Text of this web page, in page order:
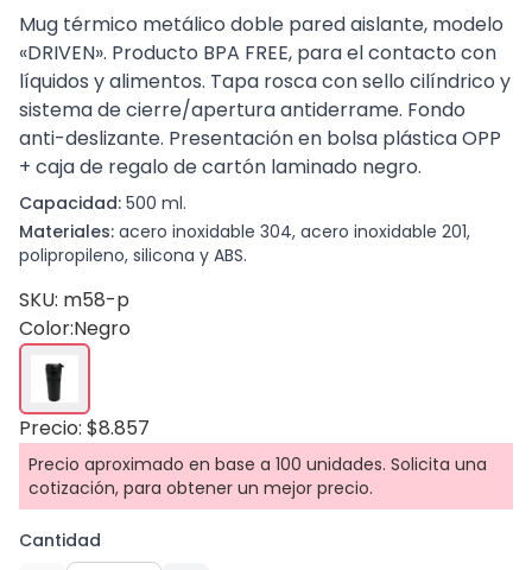
Mug térmico metálico doble pared aislante, modelo
«DRIVEN». Producto BPA FREE, para el contacto con
líquidos y alimentos. Tapa rosca con sello cilíndrico y
sistema de cierre/apertura antiderrame. Fondo
anti-deslizante. Presentación en bolsa plástica OPP
+ caja de regalo de cartón laminado negro.
Capacidad: 500 ml.
Materiales: acero inoxidable 304, acero inoxidable 201,
polipropileno, silicona y ABS.
SKU: m58-p
Color:Negro
Precio: $8.857
Precio aproximado en base a 100 unidades. Solicita una
cotización, para obtener un mejor precio.
Cantidad